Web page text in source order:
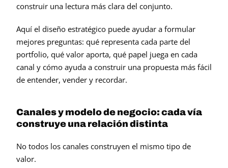
construir una lectura más clara del conjunto.
Aquí el diseño estratégico puede ayudar a formular
mejores preguntas: qué representa cada parte del
portfolio, qué valor aporta, qué papel juega en cada
canal y cómo ayuda a construir una propuesta más fácil
de entender, vender y recordar.
Canales y modelo de negocio: cada vía
construye una relación distinta
No todos los canales construyen el mismo tipo de
valor.